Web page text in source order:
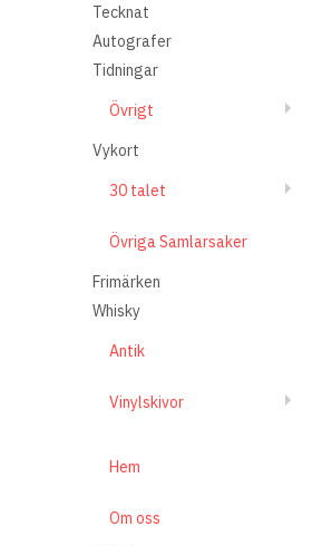
Tecknat
Autografer
Tidningar
Övrigt
Vykort
30 talet
Övriga Samlarsaker
Frimärken
Whisky
Antik
Vinylskivor
Hem
Om oss